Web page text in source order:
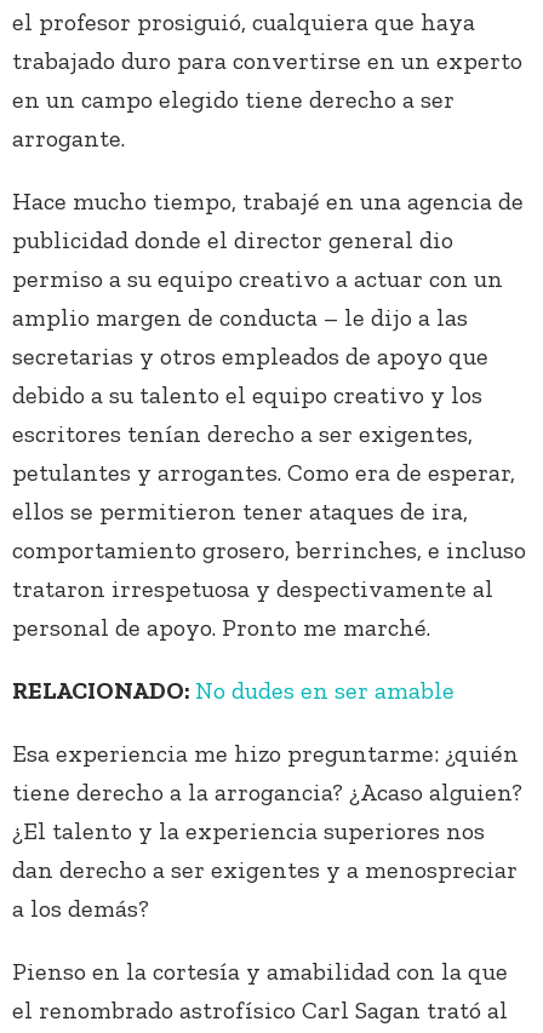
el profesor prosiguió, cualquiera que haya
trabajado duro para convertirse en un experto
en un campo elegido tiene derecho a ser
arrogante.
Hace mucho tiempo, trabajé en una agencia de
publicidad donde el director general dio
permiso a su equipo creativo a actuar con un
amplio margen de conducta – le dijo a las
secretarias y otros empleados de apoyo que
debido a su talento el equipo creativo y los
escritores tenían derecho a ser exigentes,
petulantes y arrogantes. Como era de esperar,
ellos se permitieron tener ataques de ira,
comportamiento grosero, berrinches, e incluso
trataron irrespetuosa y despectivamente al
personal de apoyo. Pronto me marché.
RELACIONADO: No dudes en ser amable
Esa experiencia me hizo preguntarme: ¿quién
tiene derecho a la arrogancia? ¿Acaso alguien?
¿El talento y la experiencia superiores nos
dan derecho a ser exigentes y a menospreciar
a los demás?
Pienso en la cortesía y amabilidad con la que
el renombrado astrofísico Carl Sagan trató al